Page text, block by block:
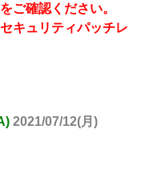
ご確認ください。
キュリティパッチレ
2021/07/12(月)